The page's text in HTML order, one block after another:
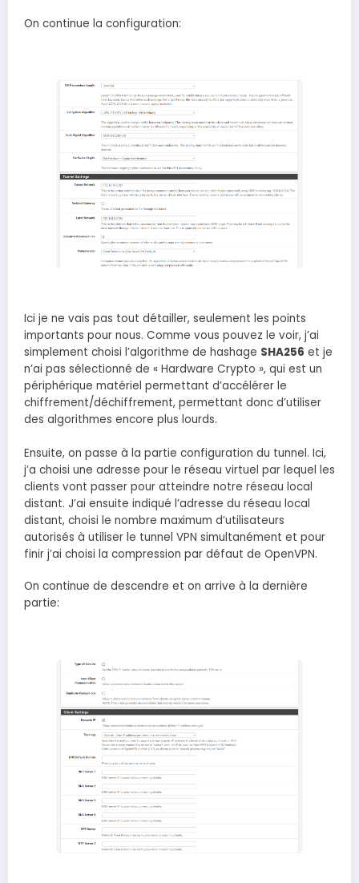
On continue la configuration:
Ici je ne vais pas tout détailler, seulement les points
importants pour nous. Comme vous pouvez le voir, j’ai
simplement choisi l’algorithme de hashage SHA256 et je
n’ai pas sélectionné de « Hardware Crypto », qui est un
périphérique matériel permettant d’accélérer le
chiffrement/déchiffrement, permettant donc d’utiliser
des algorithmes encore plus lourds.
Ensuite, on passe à la partie configuration du tunnel. Ici,
j’a choisi une adresse pour le réseau virtuel par lequel les
clients vont passer pour atteindre notre réseau local
distant. J’ai ensuite indiqué l’adresse du réseau local
distant, choisi le nombre maximum d’utilisateurs
autorisés à utiliser le tunnel VPN simultanément et pour
finir j’ai choisi la compression par défaut de OpenVPN.
On continue de descendre et on arrive à la dernière
partie: